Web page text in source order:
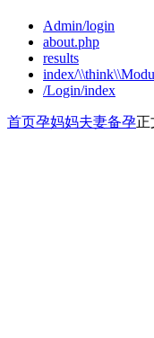
Admin/login
about.php
results
index/
/Login/index
首页孕妈妈夫妻备孕正